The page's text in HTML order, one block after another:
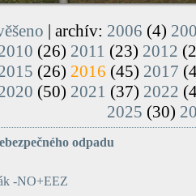
| archív: 2006 (4)
(26) 2011 (23) 2012
(26) 2016 (45) 2017
(50) 2021 (37) 2022
2025 (30)
odpadu
-NO+EEZ